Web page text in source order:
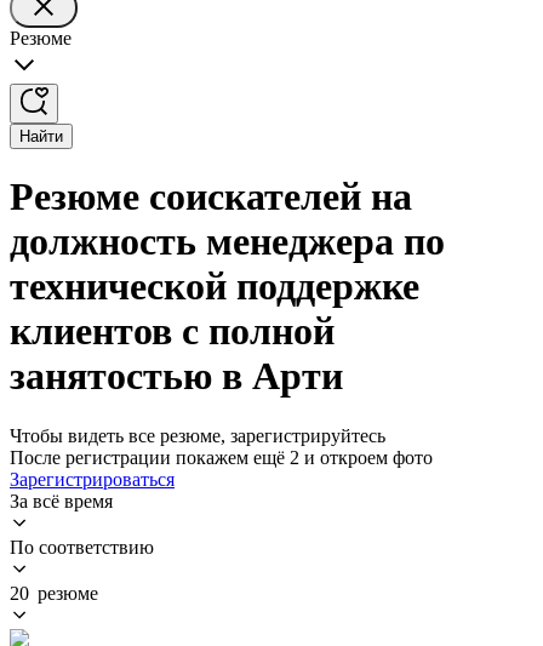
Резюме
Найти
Резюме соискателей на
должность менеджера по
технической поддержке
клиентов с полной
занятостью в Арти
Чтобы видеть все резюме, зарегистрируйтесь
После регистрации покажем ещё 2 и откроем фото
Зарегистрироваться
За всё время
По соответствию
20 резюме